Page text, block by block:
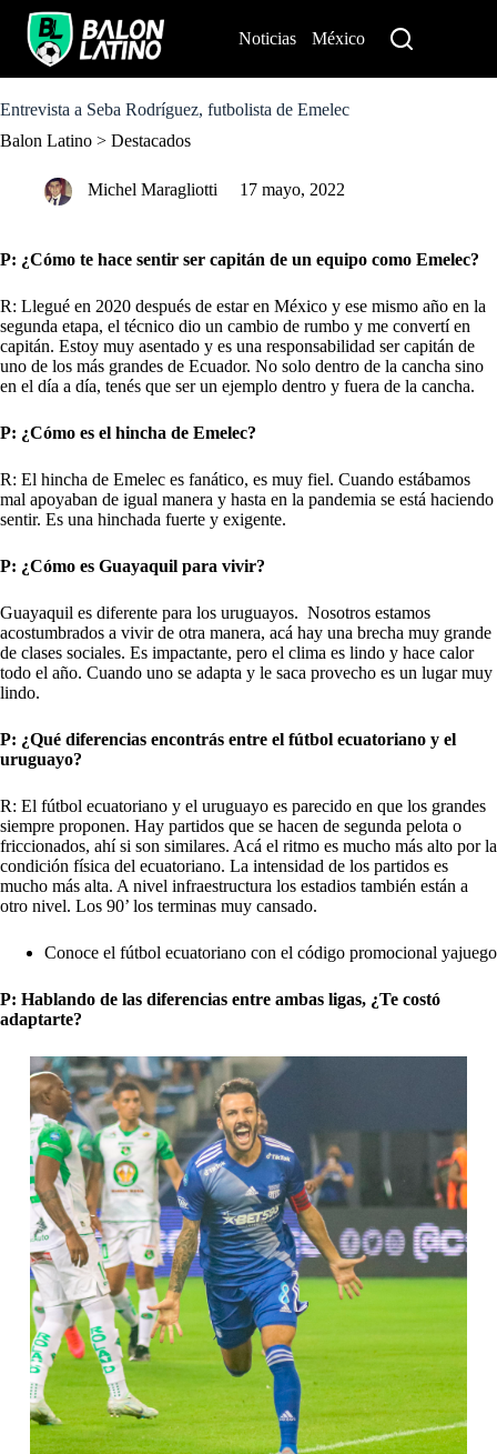
o
o
Noticias México
Entrevista a Seba Rodríguez, futbolista de Emelec
Balon Latino > Destacados
Michel Maragliotti 17 mayo, 2022
P: ¿Cómo te hace sentir ser capitán de un equipo como Emelec?
R: Llegué en 2020 después de estar en México y ese mismo año en la
segunda etapa, el técnico dio un cambio de rumbo y me convertí en
capitán. Estoy muy asentado y es una responsabilidad ser capitán de
uno de los más grandes de Ecuador. No solo dentro de la cancha sino
en el día a día, tenés que ser un ejemplo dentro y fuera de la cancha.
P: ¿Cómo es el hincha de Emelec?
R: El hincha de Emelec es fanático, es muy fiel. Cuando estábamos
mal apoyaban de igual manera y hasta en la pandemia se está haciendo
sentir. Es una hinchada fuerte y exigente.
P: ¿Cómo es Guayaquil para vivir?
Guayaquil es diferente para los uruguayos. Nosotros estamos
acostumbrados a vivir de otra manera, acá hay una brecha muy grande
de clases sociales. Es impactante, pero el clima es lindo y hace calor
todo el año. Cuando uno se adapta y le saca provecho es un lugar muy
lindo.
P: ¿Qué diferencias encontrás entre el fútbol ecuatoriano y el
uruguayo?
R: El fútbol ecuatoriano y el uruguayo es parecido en que los grandes
siempre proponen. Hay partidos que se hacen de segunda pelota o
friccionados, ahí si son similares. Acá el ritmo es mucho más alto por la
condición física del ecuatoriano. La intensidad de los partidos es
mucho más alta. A nivel infraestructura los estadios también están a
otro nivel. Los 90’ los terminas muy cansado.
Conoce el fútbol ecuatoriano con el código promocional yajuego
P: Hablando de las diferencias entre ambas ligas, ¿Te costó
adaptarte?